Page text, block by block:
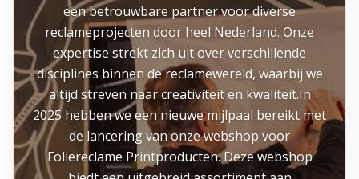
een betrouwbare partner voor diverse
reclameprojecten door heel Nederland. Onze
expertise strekt zich uit over verschillende
disciplines binnen de reclamewereld, waarbij we
altijd streven naar creativiteit en kwaliteit.In
2025 hebben we een nieuwe mijlpaal bereikt met
de lancering van onze webshop voor
Foliereclame Printproducten. Deze webshop